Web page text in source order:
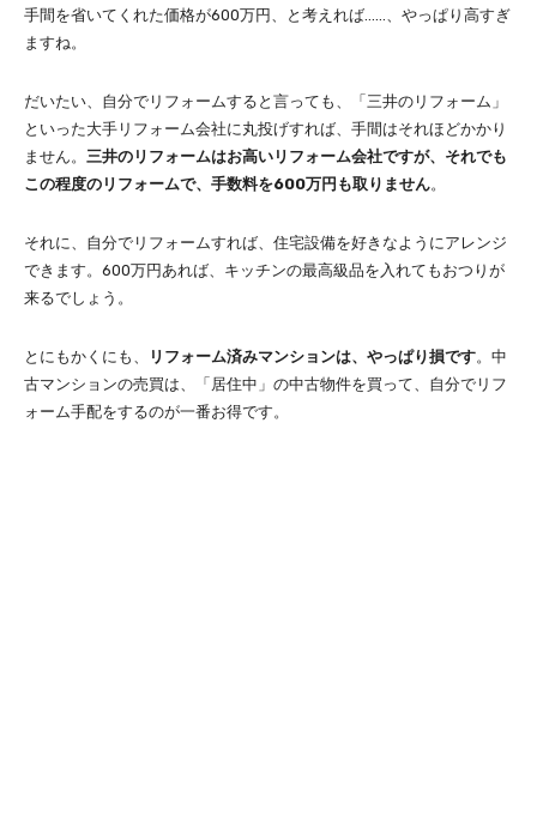
手間を省いてくれた価格が600万円、と考えれば……、やっぱり高すぎ
ますね。
だいたい、自分でリフォームすると言っても、「三井のリフォーム」
といった大手リフォーム会社に丸投げすれば、手間はそれほどかかり
ません。 三井のリフォームはお高いリフォーム会社ですが、それでも
この程度のリフォームで、手数料を600万円も取りません。
それに、自分でリフォームすれば、住宅設備を好きなようにアレンジ
できます。600万円あれば、キッチンの最高級品を入れてもおつりが
来るでしょう。
とにもかくにも、 リフォーム済みマンションは、やっぱり損です。中
古マンションの売買は、「居住中」の中古物件を買って、自分でリフ
ォーム手配をするのが一番お得です。